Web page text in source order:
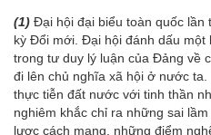
(1) Đại hội đại biểu toàn quốc
kỳ Đổi mới. Đại hội đánh dấu một
trong tư duy lý luận của Đảng về
đi lên chủ nghĩa xã hội ở nước
thực tiễn đất nước với tinh thần
nghiêm khắc chỉ ra những sai
lược cách mạng, những điểm